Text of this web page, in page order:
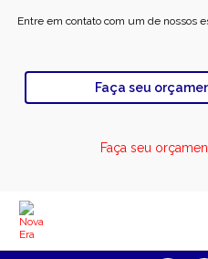
Entre em contato com um de nossos
Faça seu
Faça seu